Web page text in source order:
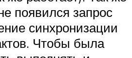
появился запрос
синхронизации
Чтобы была